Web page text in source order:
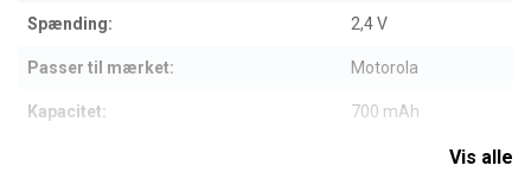
Spænding: 2,4 V
Passer til mærket: Motorola
Kapacitet: 700 mAh
Vis alle